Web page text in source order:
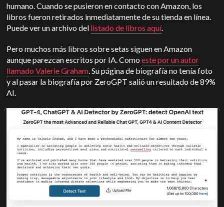
humano. Cuando se pusieron en contacto con Amazon, los
libros fueron retirados inmediatamente de su tienda en línea.
Puede ver un archivo del listado de libros aquí.
Pero muchos más libros sobre setas siguen en Amazon
aunque parezcan escritos por IA. Comoeste por un autor
llamado Valerie Graham. Su página de biografía no tenía foto
y al pasar la biografía por ZeroGPT salió un resultado de 89%
AI.